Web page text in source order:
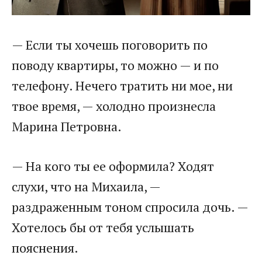
— Если ты хочешь поговорить по
поводу квартиры, то можно — и по
телефону. Нечего тратить ни мое, ни
твое время, — холодно произнесла
Марина Петровна.
— На кого ты ее оформила? Ходят
слухи, что на Михаила, —
раздраженным тоном спросила дочь. —
Хотелось бы от тебя услышать
пояснения.